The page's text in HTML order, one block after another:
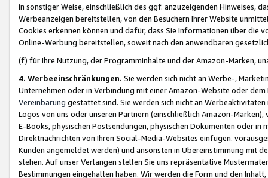
in sonstiger Weise, einschließlich des ggf. anzuzeigenden Hinweises,
Werbeanzeigen bereitstellen, von den Besuchern Ihrer Website
Cookies erkennen können und dafür, dass Sie Informationen über die
Online-Werbung bereitstellen, soweit nach den anwendbaren
(f) für Ihre Nutzung, der Programminhalte und der Amazon-Marken,
4. Werbeeinschränkungen. Sie werden sich nicht an Werbe-,
Unternehmen oder in Verbindung mit einer Amazon-Website oder
Vereinbarung gestattet sind. Sie werden sich nicht an
Logos von uns oder unseren Partnern (einschließlich Amazon-
E-Books, physischen Postsendungen, physischen Dokumenten oder in
Direktnachrichten von Ihren Social-Media-Websites einfügen.
Kunden angemeldet werden) und ansonsten in Übereinstimmung mit
stehen. Auf unser Verlangen stellen Sie uns repräsentative
Bestimmungen eingehalten haben. Wir werden die Form und den